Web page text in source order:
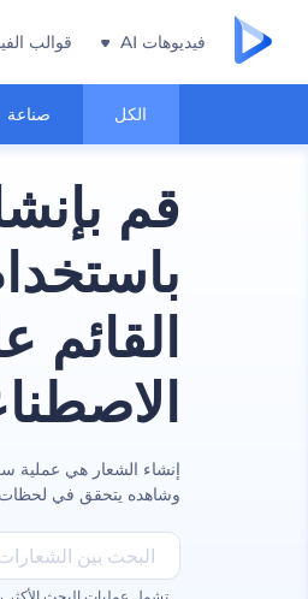
فيديوهات AI قوالب
الكل صناعة
قم
القائم
إنشاء الشعار هي عملية
وشاهده يتحقق في لحظات